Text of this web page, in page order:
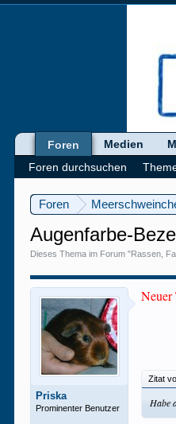
Foren
Augenfarbe-
Dieses Thema im Forum "Rassen,
Priska
Prominenter Benutzer
Neuer
Zitat
Habe
Foren
Foren durchsuchen
Medien